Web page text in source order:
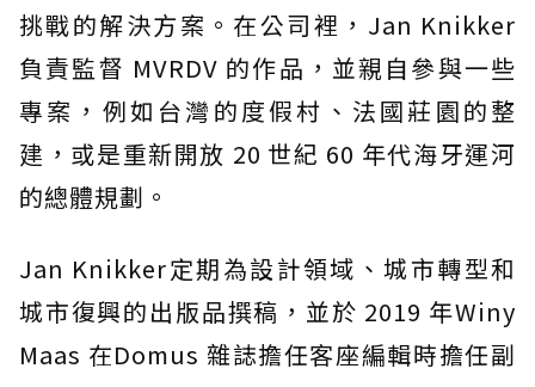
挑戰的解決方案。在公司裡，Jan Knikker
負責監督 MVRDV 的作品，並親自參與一些
專案，例如台灣的度假村、法國莊園的整
建，或是重新開放 20 世紀 60 年代海牙運河
的總體規劃。
Jan Knikker定期為設計領域、城市轉型和
城市復興的出版品撰稿，並於 2019 年Winy
Maas 在Domus 雜誌擔任客座編輯時擔任副